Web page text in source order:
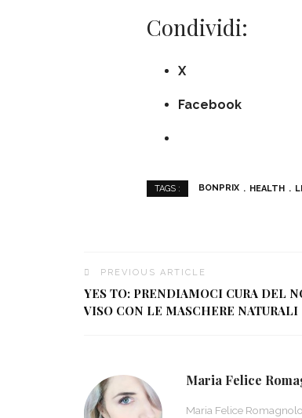
Condividi:
X
Facebook
TAGS : BONPRIX HEALTH
PREVIOUS ARTICLE
YES TO: PRENDIAMOCI CURA DEL
VISO CON LE MASCHERE NATURALI
Maria Felice
Maria Felice